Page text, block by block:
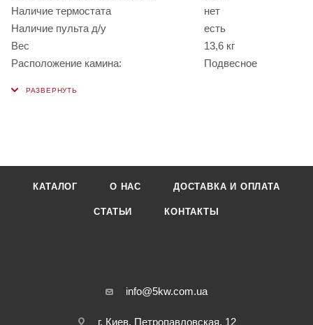
Наличие термостата
нет
Наличие пульта д/у
есть
Вес
13,6 кг
Расположение камина:
Подвесное
КАТАЛОГ О НАС ДОСТАВКА И ОПЛАТА
СТАТЬИ КОНТАКТЫ
info@5kw.com.ua
г. Киев, Петропавловская, 12